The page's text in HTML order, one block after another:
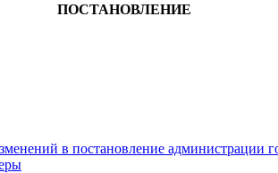
ПОСТАНОВЛЕНИЕ
в постановление администрации